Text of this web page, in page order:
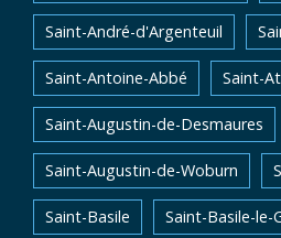
Saint-André-d'Argenteuil
Saint-Antoine-Abbé Saint-
Saint-Augustin-de-Desmaures
Saint-Augustin-de-Woburn
Saint-Basile Saint-Basile-le-